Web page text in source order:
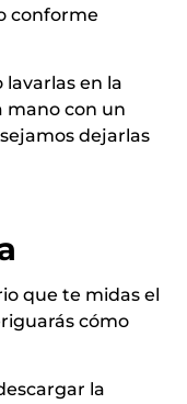
conforme
en la
mano con un
dejarlas
que te midas el
cómo
la